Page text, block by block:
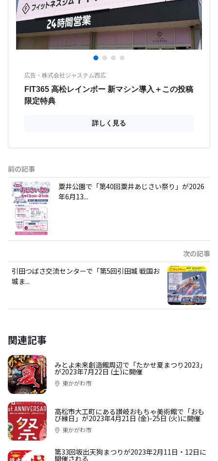
前の記事
粟井公園で「第40回粟井あじさい祭り」が2026
年6月13...
次の記事
引田つばさ交流センターで「第5回引田城 戦国お
城ま...
関連記事
みとよ未来創造館周辺で「たかせ夏まつり2023」
が2023年7月22日 (土)に開催
東かがわ市
高松市大工町にある讃岐おもちゃ美術館で「おも
び縁日」が2023年4月21日 (金)-25日 (火)に開催
東かがわ市
第33回坂出天狗まつりが2023年2月11日・12日に
開催される